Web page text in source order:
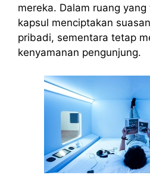
mereka. Dalam ruang
kapsul menciptakan
pribadi, sementara tetap
kenyamanan pengunjung.